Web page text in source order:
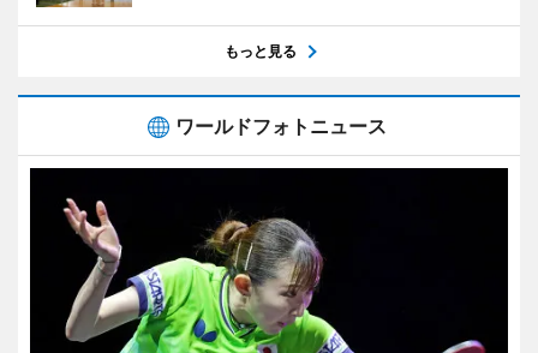
もっと見る
ワールドフォトニュース